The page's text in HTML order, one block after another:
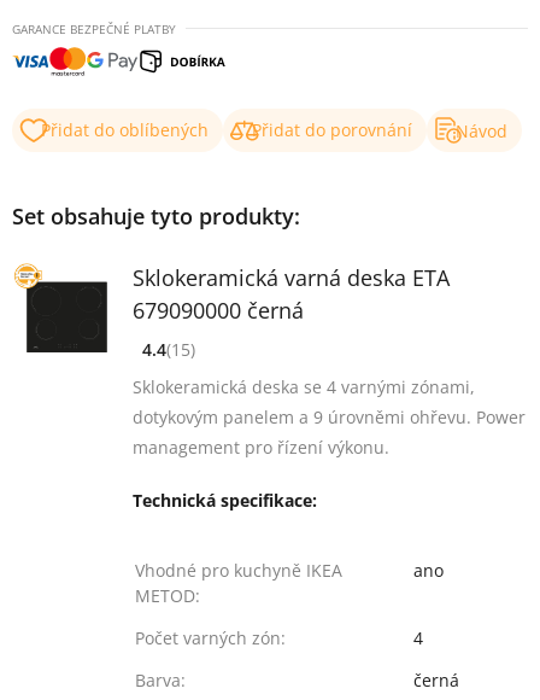
GARANCE BEZPEČNÉ PLATBY
Přidat do oblíbených Přidat do porovnání Návod
Set obsahuje tyto produkty:
Sklokeramická varná deska ETA
679090000 černá
[common_new:review_aria]
([common_new:rating_count] 15)
4.4
z 5
4.4(15)
Sklokeramická deska se 4 varnými zónami,
dotykovým panelem a 9 úrovněmi ohřevu. Power
management pro řízení výkonu.
Technická specifikace:
Vhodné pro kuchyně IKEA
METOD:
ano
Počet varných zón:
4
Barva:
černá